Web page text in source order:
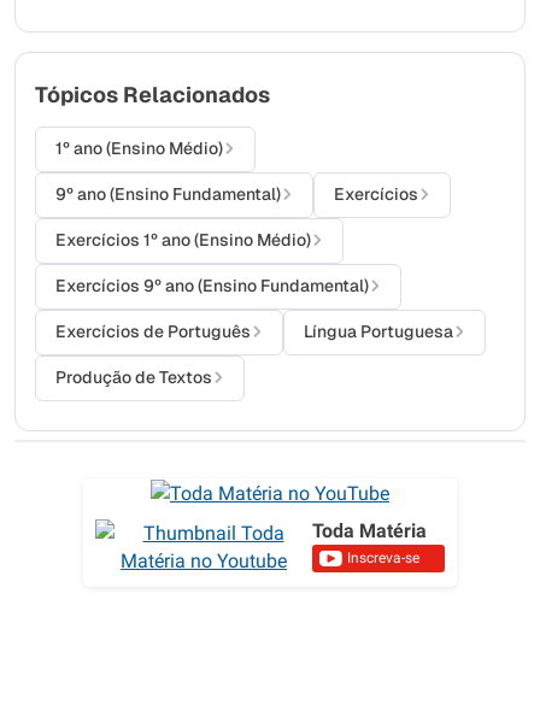
Tópicos Relacionados
1º ano (Ensino Médio)
9º ano (Ensino Fundamental) Exercícios
Exercícios 1º ano (Ensino Médio)
Exercícios 9º ano (Ensino Fundamental)
Exercícios de Português Língua Portuguesa
Produção de Textos
Toda Matéria
Inscreva-se